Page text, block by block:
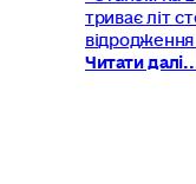
триває літ
Читати